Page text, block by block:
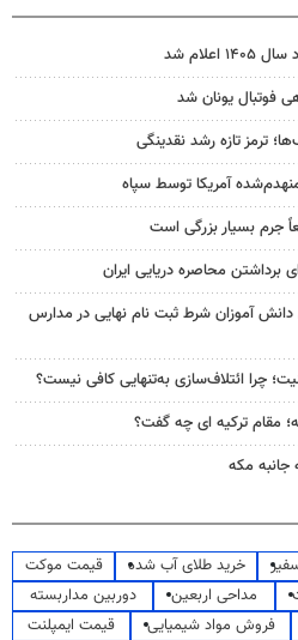
شد
فوتبال یونان شد
ترمز تازه رشد نقدینگی
آمریکا توسط سپاه
جرم بسیار بزرگی است
برداشتن محاصره دریایی ایران
دانش آموزان شرط ثبت نام نهایی در مدارس
چرا ائتلاف‌سازی به‌تنهایی کافی نیست؟
مقام ترکیه ای چه گفت؟
مکه
خرید طلای آب شده
قیمت موکت
مداحی اربعین
دوربین مداربسته
فروش مواد شیمیایی
قیمت ایمپلنت